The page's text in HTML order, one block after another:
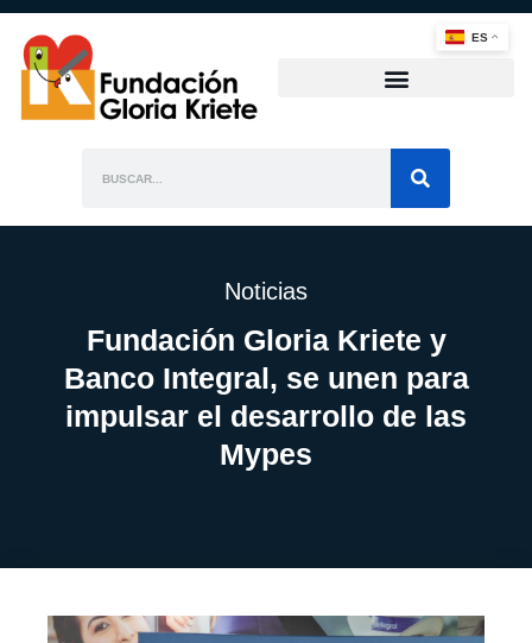
Noticias
Fundación Gloria Kriete y
Banco Integral, se unen para
impulsar el desarrollo de las
Mypes
ES